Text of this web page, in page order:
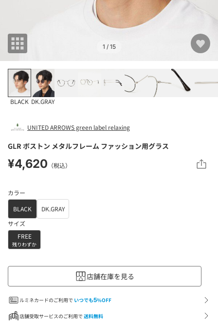
1 / 15
BLACK DK.GRAY
UNITED ARROWS green label relaxing
GLR ボストン メタルフレーム ファッション用グラス
¥4,620 （税込）
カラー
BLACK
DK.GRAY
サイズ
FREE
残りわずか
店舗在庫を見る
ルミネカードのご利用で いつでも5%OFF
店舗受取サービスのご利用で 送料無料